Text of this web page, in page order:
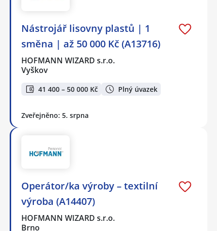
Nástrojář lisovny plastů | 1
směna | až 50 000 Kč (A13716)
HOFMANN WIZARD s.r.o.
Vyškov
41 400 – 50 000 Kč Plný úvazek
Zveřejněno: 5. srpna
Operátor/ka výroby – textilní
výroba (A14407)
HOFMANN WIZARD s.r.o.
Brno